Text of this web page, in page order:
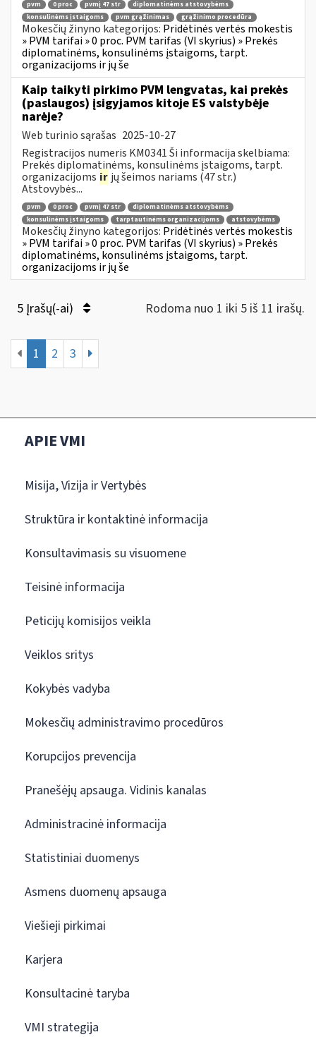
pvm 0 proc pvmį 47 str
diplomatinėms atstovybėms
konsulinėms įstaigoms
pvm grąžinimas grąžinimo procedūra
Mokesčių žinyno kategorijos: Pridėtinės vertės mokestis
» PVM tarifai » 0 proc. PVM tarifas (VI skyrius) » Prekės
diplomatinėms, konsulinėms įstaigoms, tarpt.
organizacijoms ir jų še
Kaip taikyti pirkimo PVM lengvatas, kai prekės
(paslaugos) įsigyjamos kitoje ES valstybėje
narėje?
Web turinio sąrašas 2025-10-27
Registracijos numeris KM0341 Ši informacija skelbiama:
Prekės diplomatinėms, konsulinėms įstaigoms, tarpt.
organizacijoms ir jų šeimos nariams (47 str.)
Atstovybės...
pvm 0 proc pvmį 47 str
diplomatinėms atstovybėms
konsulinėms įstaigoms
tarptautinėms organizacijoms atstovybėms
Mokesčių žinyno kategorijos: Pridėtinės vertės mokestis
» PVM tarifai » 0 proc. PVM tarifas (VI skyrius) » Prekės
diplomatinėms, konsulinėms įstaigoms, tarpt.
organizacijoms ir jų še
5 Įrašų(-ai) Rodoma nuo 1 iki 5 iš 11 irašų.
1 2 3
APIE VMI
Misija, Vizija ir Vertybės
Struktūra ir kontaktinė informacija
Konsultavimasis su visuomene
Teisinė informacija
Peticijų komisijos veikla
Veiklos sritys
Kokybės vadyba
Mokesčių administravimo procedūros
Korupcijos prevencija
Pranešėjų apsauga. Vidinis kanalas
Administracinė informacija
Statistiniai duomenys
Asmens duomenų apsauga
Viešieji pirkimai
Karjera
Konsultacinė taryba
VMI strategija